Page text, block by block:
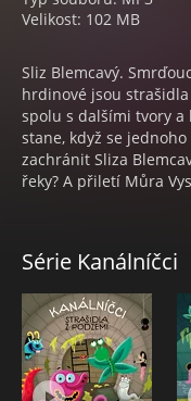
Velikost: 102 MB
Sliz Blemcavý.
hrdinové jsou
spolu s dalšími tvory a
stane, když se
zachránit Sliza
řeky? A přiletí Můra
Série Kanálníčci